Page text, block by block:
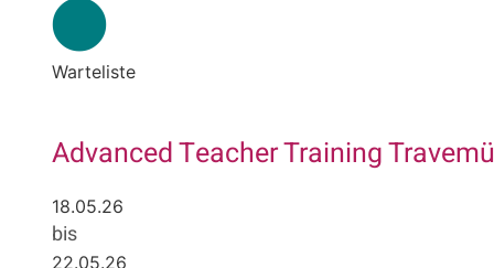
Warteliste
Advanced Teacher Training
18.05.26
bis
22.05.26